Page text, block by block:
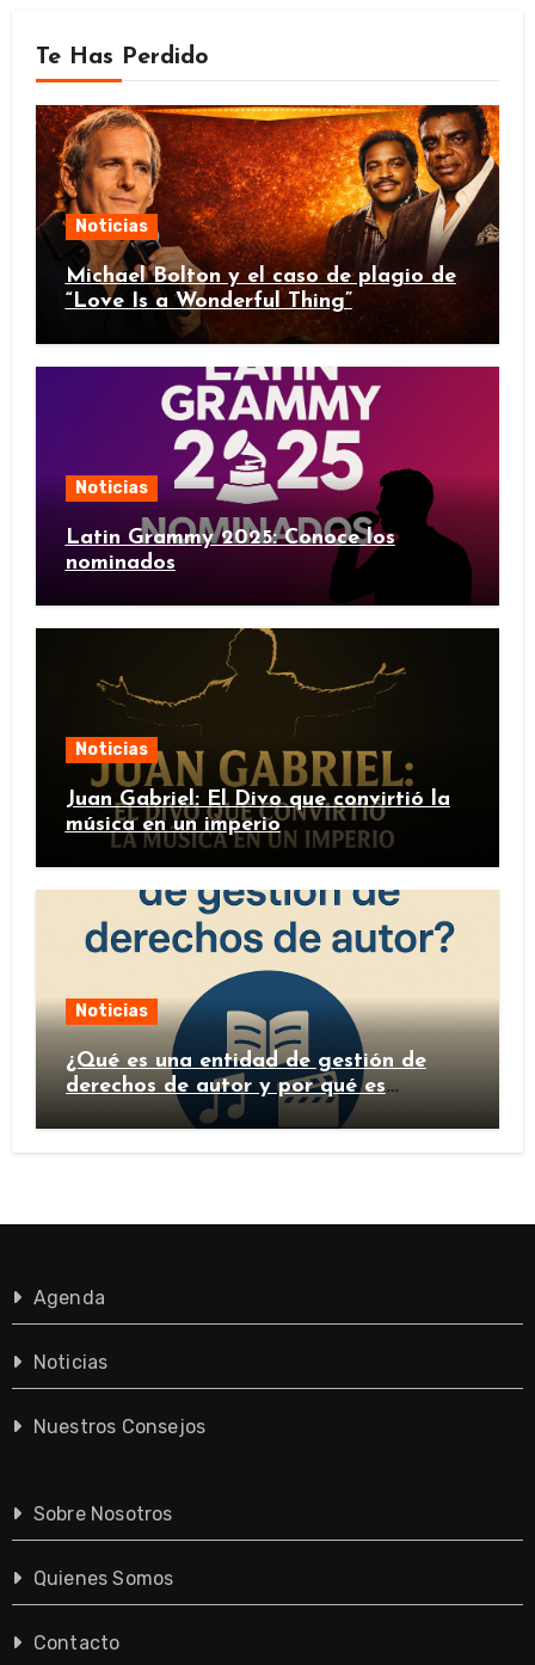
Te Has Perdido
Noticias
Michael Bolton y el caso de plagio de
“Love Is a Wonderful Thing”
Noticias
Latin Grammy 2025: Conoce los
nominados
Noticias
Juan Gabriel: El Divo que convirtió la
música en un imperio
Noticias
¿Qué es una entidad de gestión de
derechos de autor y por qué es
importante?
Agenda
Noticias
Nuestros Consejos
Sobre Nosotros
Quienes Somos
Contacto